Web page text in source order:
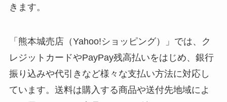
きます。
「熊本城売店（Yahoo!ショッピング）」では、ク
レジットカードやPayPay残高払いをはじめ、銀行
振り込みや代引きなど様々な支払い方法に対応し
ています。送料は購入する商品や送付先地域によ